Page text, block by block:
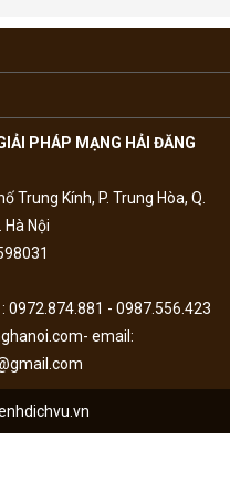
PHÁP MẠNG HẢI ĐĂNG
Trung Kính, P. Trung Hòa, Q.
Hà Nội
0972.874.881 - 0987.556.423
email: